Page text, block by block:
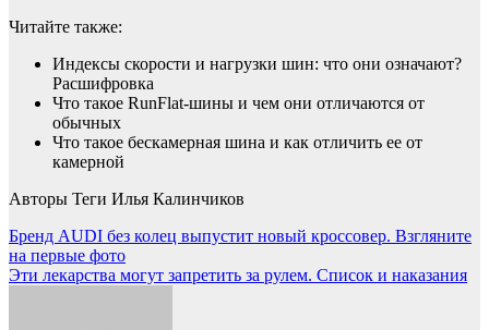
Читайте также:
Индексы скорости и нагрузки шин: что они означают?
Расшифровка
Что такое RunFlat-шины и чем они отличаются от
обычных
Что такое бескамерная шина и как отличить ее от
камерной
Авторы Теги Илья Калинчиков
Навигация
по
Бренд AUDI без колец выпустит новый кроссовер. Взгляните
на первые фото
Эти лекарства могут запретить за рулем. Список и наказания